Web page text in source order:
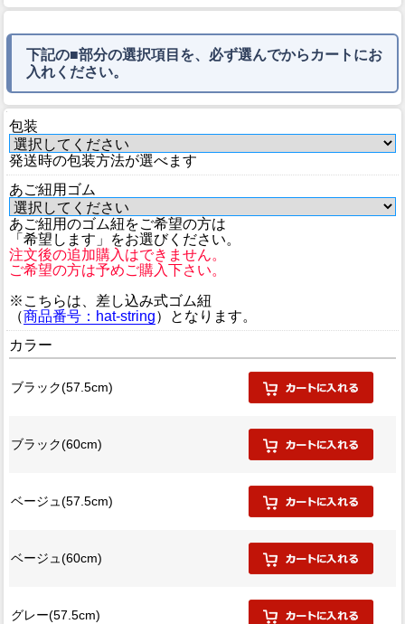
下記の■部分の選択項目を、必ず選んでからカートにお
入れください。
包装
発送時の包装方法が選べます
あご紐用ゴム
あご紐用のゴム紐をご希望の方は
「希望します」をお選びください。
注文後の追加購入はできません。
ご希望の方は予めご購入下さい。
※こちらは、差し込み式ゴム紐
（商品番号：hat-string）となります。
カラー
ブラック(57.5cm)
ブラック(60cm)
ベージュ(57.5cm)
ベージュ(60cm)
グレー(57.5cm)